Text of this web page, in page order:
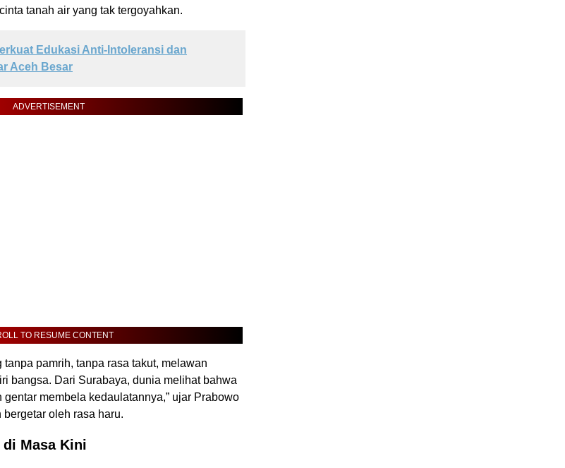
tanah air yang tak tergoyahkan.
Edukasi Anti-Intoleransi dan
Aceh Besar
ADVERTISEMENT
TO RESUME CONTENT
pamrih, tanpa rasa takut, melawan
bangsa. Dari Surabaya, dunia melihat bahwa
membela kedaulatannya,” ujar Prabowo
oleh rasa haru.
di Masa Kini